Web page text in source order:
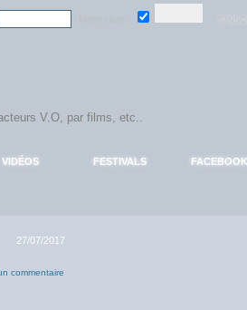
VIDÉOS FESTIVALS FACEBOOK
27/07/2017
commentaire